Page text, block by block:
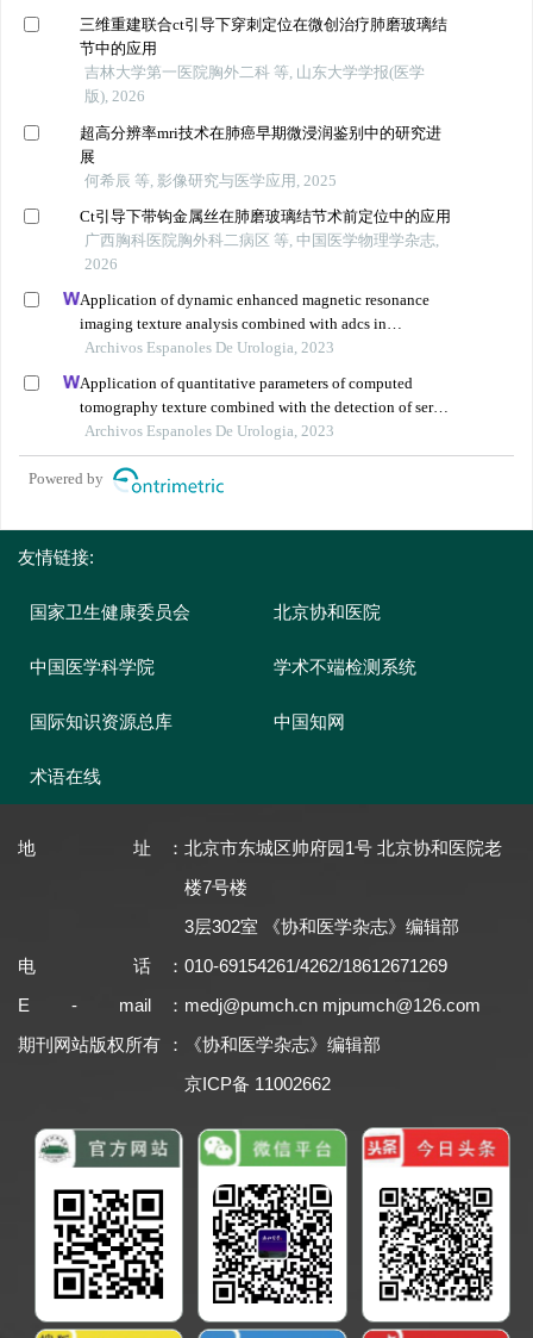
三维重建联合ct引导下穿刺定位在微创治疗肺磨玻璃结
节中的应用
吉林大学第一医院胸外二科 等, 山东大学学报(医学
版), 2026
超高分辨率mri技术在肺癌早期微浸润鉴别中的研究进
展
何希辰 等, 影像研究与医学应用, 2025
Ct引导下带钩金属丝在肺磨玻璃结节术前定位中的应用
广西胸科医院胸外科二病区 等, 中国医学物理学杂志,
2026
Application of dynamic enhanced magnetic resonance
imaging texture analysis combined with adcs in
predicting pelvic lymph metastasis of prostate cancer
Archivos Espanoles De Urologia, 2023
Application of quantitative parameters of computed
tomography texture combined with the detection of serum
manganese superoxide dismutase in the diagnosis of
adrenocortical adenoma
Archivos Espanoles De Urologia, 2023
Powered by
友情链接:
国家卫生健康委员会 北京协和医院
中国医学科学院 学术不端检测系统
国际知识资源总库 中国知网
术语在线
地址 ： 北京市东城区帅府园1号 北京协和医院老
楼7号楼
3层302室 《协和医学杂志》编辑部
电话
： 010-69154261/4262/18612671269
E - mail
： medj@pumch.cn mjpumch@126.com
期刊网站版权所有
：
《协和医学杂志》编辑部
京ICP备 11002662